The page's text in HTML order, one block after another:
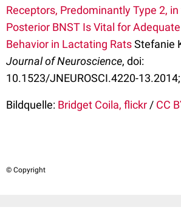
Receptors, Predominantly Type 2,
Posterior BNST Is Vital for
Behavior in Lactating RatsStefanie
Journal of Neuroscience, doi:
10.1523/JNEUROSCI.4220-
Bildquelle: Bridget Coila, flickr / CC
© Copyright